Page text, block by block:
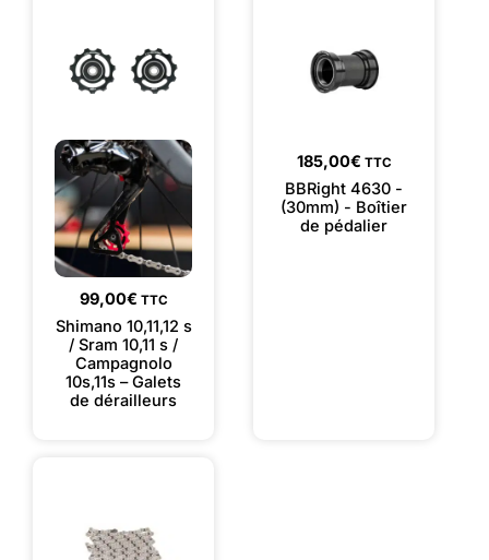
99,00€ TTC
Shimano 10,11,12 s
/ Sram 10,11 s /
Campagnolo
10s,11s – Galets
de dérailleurs
185,00€ TTC
BBRight 4630 -
(30mm) - Boîtier
de pédalier